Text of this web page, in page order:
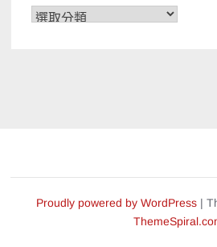
新
Proudly powered by WordPress |